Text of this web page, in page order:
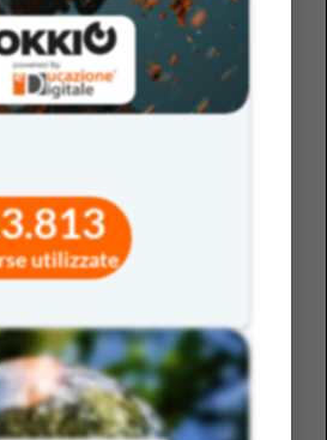
utilizzate
visiva.
impariamo
a tutti di rispondere allo stesso
all’obiettivo.
sempre l’obiettivo didattico e
raggiungerlo. Se l’obiettivo è
impariamo
perché stanno imparando ciò che
del cervello ha bisogno di